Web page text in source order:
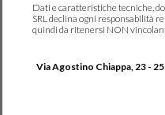
Dati e caratteristiche tecniche,
SRL declina ogni responsabilità
quindi da ritenersi NON
Via Agostino Chiappa, 23 -